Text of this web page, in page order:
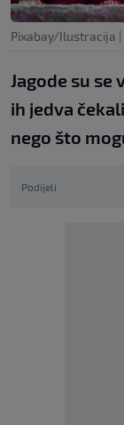
Pixabay/Ilustracija |
Jagode su se
ih jedva
nego što
Podijeli